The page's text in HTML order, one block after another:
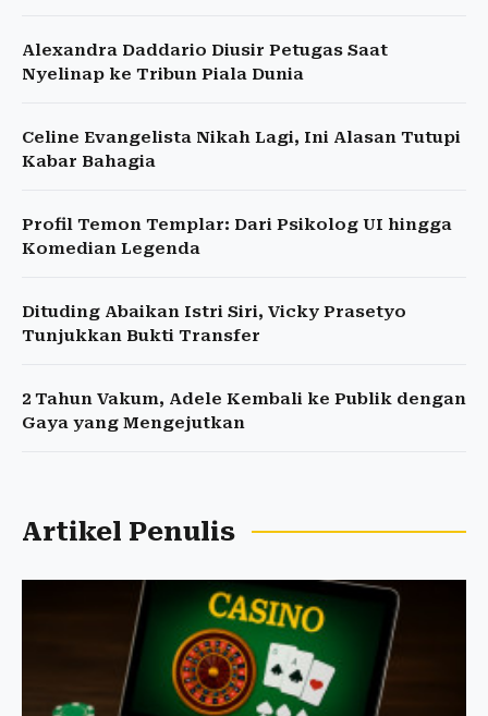
Alexandra Daddario Diusir Petugas Saat
Nyelinap ke Tribun Piala Dunia
Celine Evangelista Nikah Lagi, Ini Alasan Tutupi
Kabar Bahagia
Profil Temon Templar: Dari Psikolog UI hingga
Komedian Legenda
Dituding Abaikan Istri Siri, Vicky Prasetyo
Tunjukkan Bukti Transfer
2 Tahun Vakum, Adele Kembali ke Publik dengan
Gaya yang Mengejutkan
Artikel Penulis